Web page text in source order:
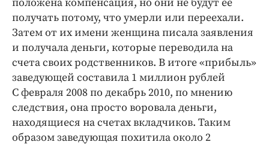
Экономика и бизнес
ПРОЕКТЫ
Блоги
Издания
Медиаперсона
Интересное чтиво
Клиника года
получать потому, что умерли или переехали.
Затем от их имени женщина писала заявления
и получала деньги, которые переводила на
счета своих родственников. В итоге «прибыль»
заведующей составила 1 миллион рублей
С февраля 2008 по декабрь 2010, по мнению
следствия, она просто воровала деньги,
находящиеся на счетах вкладчиков. Таким
образом заведующая похитила около 2